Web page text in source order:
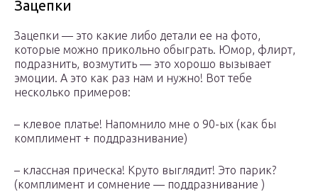
Зацепки
Зацепки — это какие либо детали ее на фото,
которые можно прикольно обыграть. Юмор, флирт,
подразнить, возмутить — это хорошо вызывает
эмоции. А это как раз нам и нужно! Вот тебе
несколько примеров:
– клевое платье! Напомнило мне о 90-ых (как бы
комплимент + поддразнивание)
– классная прическа! Круто выглядит! Это парик?
(комплимент и сомнение — поддразнивание )